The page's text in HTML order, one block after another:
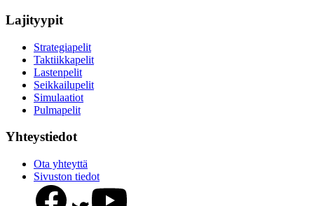
Lajityypit
Strategiapelit
Taktiikkapelit
Lastenpelit
Seikkailupelit
Simulaatiot
Pulmapelit
Yhteystiedot
Ota yhteyttä
Sivuston tiedot